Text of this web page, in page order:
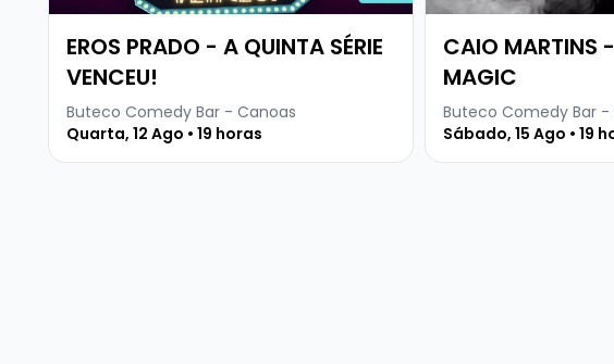
EROS PRADO - A QUINTA SÉRIE
VENCEU!
Buteco Comedy Bar - Canoas
Quarta, 12 Ago • 19 horas
CAIO MARTINS
MAGIC
Buteco Comedy Bar -
Sábado, 15 Ago • 19